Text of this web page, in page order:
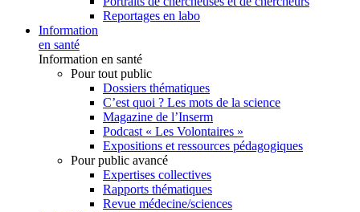
Reportages en labo
Information
en santé
Information en santé
Pour tout public
Dossiers thématiques
C’est quoi ? Les mots de la science
Magazine de l’Inserm
Podcast « Les Volontaires »
Expositions et ressources pédagogiques
Pour public avancé
Expertises collectives
Rapports thématiques
Revue médecine/sciences